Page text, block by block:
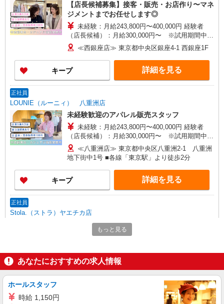
【店長候補募集】接客・販売・お店作り〜マネ
ジメントまでお任せします◎
未経験：月給243,800円〜400,000円 経験者
（店長候補）：月給300,000円〜 ※試用期間中は
270,000円〜 ★固定残業手当：30,800円（月給に
含む） ※経験・能力考慮 ※固定残業時間は1ヶ月
あたり20時間、超過時は追加で残業手当支給 ※月
3万円まで交通費支給 ※試用期間（2〜3ヶ月）も
同条件 【手当】固定残業手当／資格手当／店舗職
途支給）※試用期間明けから支給／特別手当 ※手
当の種類はエリアにより異なります。詳細は面接
時にお尋ねください。
≪西銀座店≫ 東京都中央区銀座4-1 西銀座1F
キープ 詳細を見る
正社員
LOUNIE（ルーニィ） 八重洲店
未経験歓迎のアパレル販売スタッフ
未経験：月給243,800円〜400,000円 経験者
（店長候補）：月給300,000円〜 ※試用期間中は
270,000円〜 ★固定残業手当：30,800円（月給に
含む） ※経験・能力考慮 ※固定残業時間は1ヶ月
あたり20時間、超過時は追加で残業手当支給 ※月
3万円まで交通費支給 ※試用期間（2〜3ヶ月）も
同条件 【手当】固定残業手当／資格手当／店舗職
制手当／住宅手当（実家外かつ賃貸の場合のみ別
当の種類はエリアにより異なります。詳細は面接
時にお尋ねください。 ＼入社３大特典キャンペー
ン実施中！／※詳細は備考欄にて
≪八重洲店≫ 東京都中央区八重洲2-1 八重洲
地下街中1号 ■各線「東京駅」より徒歩2分
キープ 詳細を見る
正社員
Stola.（ストラ）ヤエチカ店
【店長候補募集】接客・販売・お店作り〜マネ
ジメントまでお任せします◎
（店長候補）：月給300,000円〜 ※試用期間中は
270,000円〜 ★固定残業手当：30,800円（月給に
含む） ※経験・能力考慮 ※固定残業時間は1ヶ月
あたり20時間、超過時は追加で残業手当支給 ※月
3万円まで交通費支給 ※試用期間（2〜3ヶ月）も
≪ヤエチカ店≫ 東京都中央区八重洲2-1 八重洲
地下街 中1号
キープ 詳細を見る
もっと見る
あなたにおすすめの求人情報
ホールスタッフ
時給 1,150円